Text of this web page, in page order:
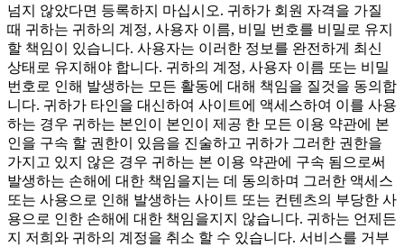
넘지 않았다면 등록하지 마십시오. 귀하가 회원 자격을 가질
때 귀하는 귀하의 계정, 사용자 이름, 비밀 번호를 비밀로 유지
할 책임이 있습니다. 사용자는 이러한 정보를 완전하게 최신
상태로 유지해야 합니다. 귀하의 계정, 사용자 이름 또는 비밀
번호로 인해 발생하는 모든 활동에 대해 책임을 질것을 동의합
니다. 귀하가 타인을 대신하여 사이트에 액세스하여 이를 사용
하는 경우 귀하는 본인이 본인이 제공 한 모든 이용 약관에 본
인을 구속 할 권한이 있음을 진술하고 귀하가 그러한 권한을
가지고 있지 않은 경우 귀하는 본 이용 약관에 구속 됨으로써
발생하는 손해에 대한 책임을지는 데 동의하며 그러한 액세스
또는 사용으로 인해 발생하는 사이트 또는 컨텐츠의 부당한 사
용으로 인한 손해에 대한 책임을지지 않습니다. 귀하는 언제든
지 저희와 귀하의 계정을 취소 할 수 있습니다. 서비스를 거부